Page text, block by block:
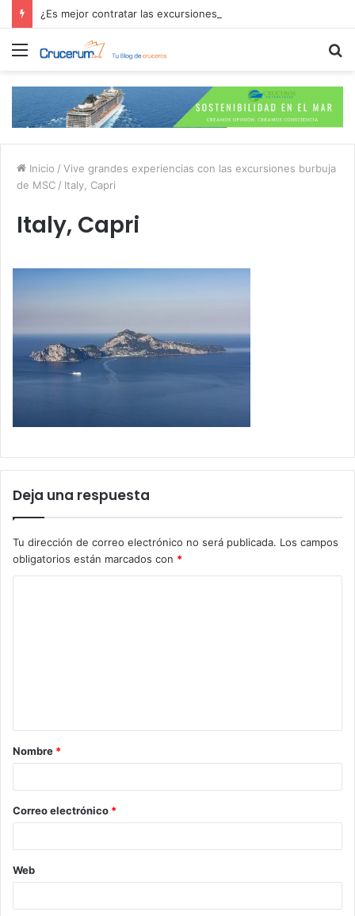
Menú
Inicio / Vive grandes experiencias con las excursiones burbuja
de MSC / Italy, Capri
Italy, Capri
Deja una respuesta
Tu dirección de correo electrónico no será publicada. Los campos
obligatorios están marcados con *
a
r
*
Nombre *
Correo electrónico *
Web